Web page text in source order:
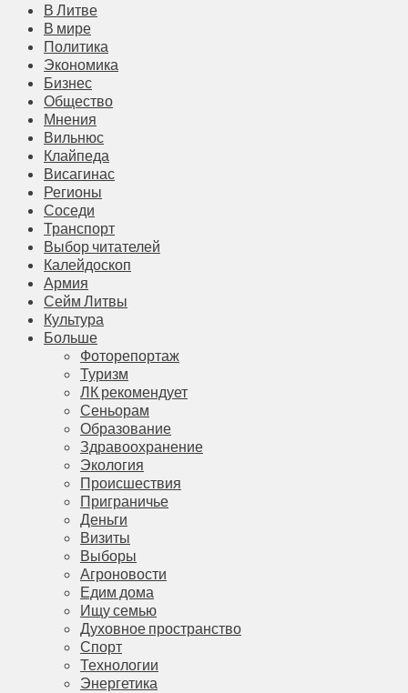
В Литве
В мире
Политика
Экономика
Бизнес
Общество
Мнения
Вильнюс
Клайпеда
Висагинас
Регионы
Соседи
Транспорт
Выбор читателей
Калейдоскоп
Армия
Сейм Литвы
Культура
Больше
Фоторепортаж
Туризм
ЛК рекомендует
Сеньорам
Образование
Здравоохранение
Экология
Происшествия
Приграничье
Деньги
Визиты
Выборы
Агроновости
Едим дома
Ищу семью
Духовное пространство
Спорт
Технологии
Энергетика